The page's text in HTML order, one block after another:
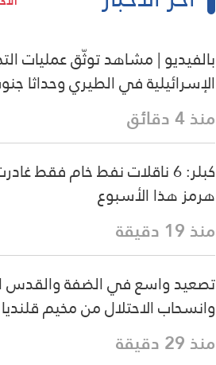
بالفيديو | مشاهد توثّق عمليات
الإسرائيلية في الطيري وحداثا
منذ 4 دقائق
كبلر: 6 ناقلات نفط خام فقط
هرمز هذا الأسبوع
منذ 19 دقيقة
تصعيد واسع في الضفة والقدس
وانسحاب الاحتلال من مخيم قلنديا
منذ 29 دقيقة